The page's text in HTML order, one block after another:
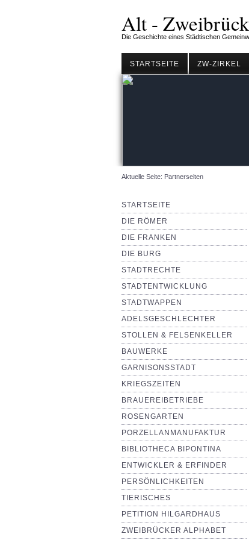
Alt -
Die Geschichte eines Städtischen
STARTSEITE ZW-ZIRKEL
Aktuelle Seite: Partnerseiten
STARTSEITE
DIE RÖMER
DIE FRANKEN
DIE BURG
STADTRECHTE
STADTENTWICKLUNG
STADTWAPPEN
ADELSGESCHLECHTER
STOLLEN & FELSENKELLER
BAUWERKE
GARNISONSSTADT
KRIEGSZEITEN
BRAUEREIBETRIEBE
ROSENGARTEN
PORZELLANMANUFAKTUR
BIBLIOTHECA BIPONTINA
ENTWICKLER & ERFINDER
PERSÖNLICHKEITEN
TIERISCHES
PETITION HILGARDHAUS
ZWEIBRÜCKER ALPHABET